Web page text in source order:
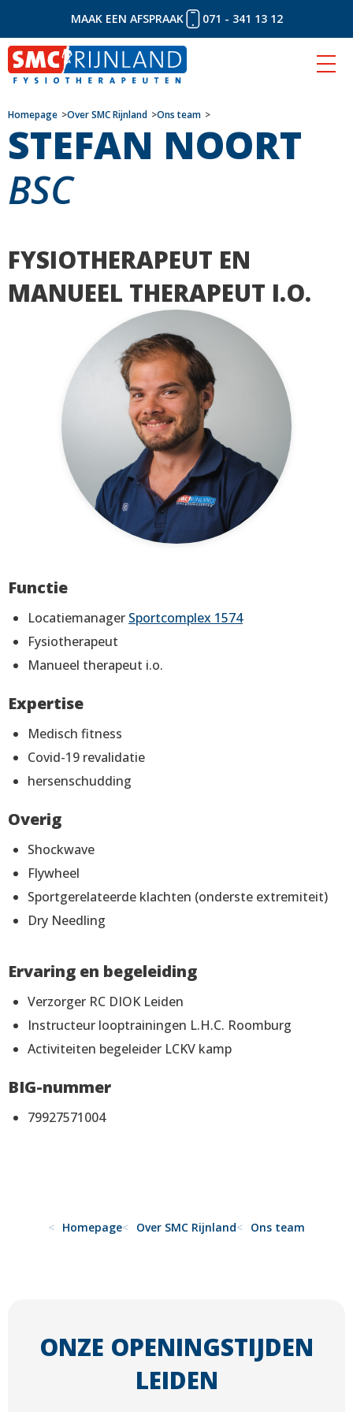
Naar
inhoud
MAAK EEN AFSPRAAK 071 - 341 13 12
Homepage Over SMC Rijnland Ons team
STEFAN NOORT
BSC
FYSIOTHERAPEUT EN
MANUEEL THERAPEUT I.O.
Functie
Locatiemanager Sportcomplex 1574
Fysiotherapeut
Manueel therapeut i.o.
Expertise
Medisch fitness
Covid-19 revalidatie
hersenschudding
Overig
Shockwave
Flywheel
Sportgerelateerde klachten (onderste extremiteit)
Dry Needling
Ervaring en begeleiding
Verzorger RC DIOK Leiden
Instructeur looptrainingen L.H.C. Roomburg
Activiteiten begeleider LCKV kamp
BIG-nummer
79927571004
Homepage Over SMC Rijnland Ons team
ONZE OPENINGSTIJDEN
LEIDEN